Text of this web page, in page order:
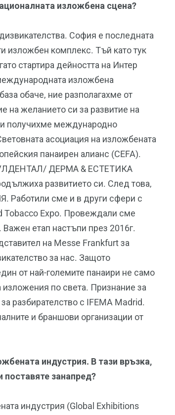
изложбена сцена?
София е последната
изложбен комплекс. Тъй като тук
стартира дейността на Интер
изложбена
обаче, ние разполагахме от
на желанието си за развитие на
получихме международно
асоциация на изложбената
панаирен алианс (CEFA).
ДЕРМА & ЕСТЕТИКА
развитието си. След това,
Работили сме и в други сфери с
Tobacco Expo. Провеждали сме
етап настъпи през 2016г.
на Messe Frankfurt за
за нас. Защото
от най-големите панаири не само
по света. Признание за
разбирателство с IFEMA Madrid.
и браншови организации от
индустрия. В тази връзка,
поставяте занапред?
индустрия (Global Exhibitions